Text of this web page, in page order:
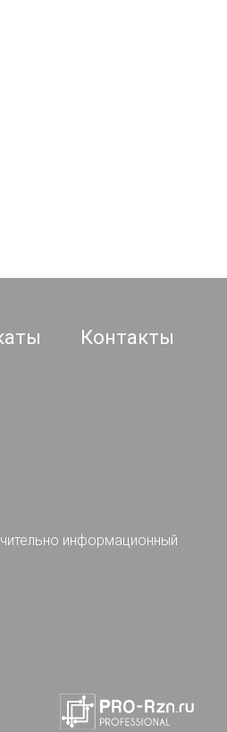
Контакты
информационный